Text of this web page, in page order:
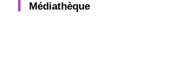
Médiathèque